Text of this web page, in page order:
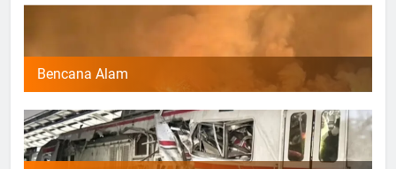
Bencana Alam